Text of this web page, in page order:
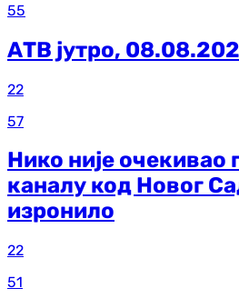
55
АТВ јутро,
22
57
Нико није очекивао
каналу код Новог
изронило
22
51